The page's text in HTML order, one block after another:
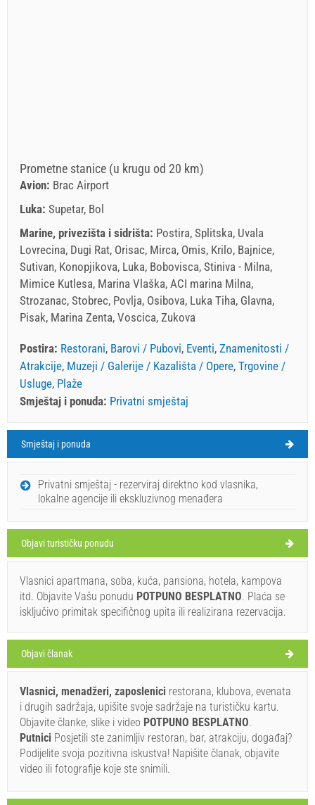
Prometne stanice (u krugu od 20 km)
Avion: Brac Airport
Luka: Supetar, Bol
Marine, privezišta i sidrišta: Postira, Splitska, Uvala
Lovrecina, Dugi Rat, Orisac, Mirca, Omis, Krilo, Bajnice,
Sutivan, Konopjikova, Luka, Bobovisca, Stiniva - Milna,
Mimice Kutlesa, Marina Vlaška, ACI marina Milna,
Strozanac, Stobrec, Povlja, Osibova, Luka Tiha, Glavna,
Pisak, Marina Zenta, Voscica, Zukova
Postira: Restorani, Barovi / Pubovi, Eventi, Znamenitosti /
Atrakcije, Muzeji / Galerije / Kazališta / Opere, Trgovine /
Usluge, Plaže
Smještaj i ponuda: Privatni smještaj
Postira Vrijeme
SUBOTA
Otok Brač
POSTIRA
35°C
nedjelja,
09. 08. 2026. 34°C
ponedjeljak,
10. 08. 2026. 34°C vedro
utorak,
Rot beach (Plaža) Postira
Obavezno posjetiti(/) Posjetiti(/) Zaobići(/)
PRIKAŽI NA MAPI
PROČITAJ VIŠE / KOMENTIRAJ
Prja (Plaža) Postira
Smještaj i ponuda
Privatni smještaj - rezerviraj direktno kod vlasnika,
lokalne agencije ili ekskluzivnog menađera
Objavi turističku ponudu
Vlasnici apartmana, soba, kuća, pansiona, hotela, kampova
itd. Objavite Vašu ponudu POTPUNO BESPLATNO. Plaća se
isključivo primitak specifičnog upita ili realizirana rezervacija.
Objavi članak
Vlasnici, menadžeri, zaposlenici restorana, klubova, evenata
i drugih sadržaja, upišite svoje sadržaje na turističku kartu.
Objavite članke, slike i video POTPUNO BESPLATNO.
Putnici Posjetili ste zanimljiv restoran, bar, atrakciju, događaj?
Podijelite svoja pozitivna iskustva! Napišite članak, objavite
video ili fotografije koje ste snimili.